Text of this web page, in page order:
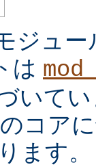
ジュ
は
いて
コア
ます